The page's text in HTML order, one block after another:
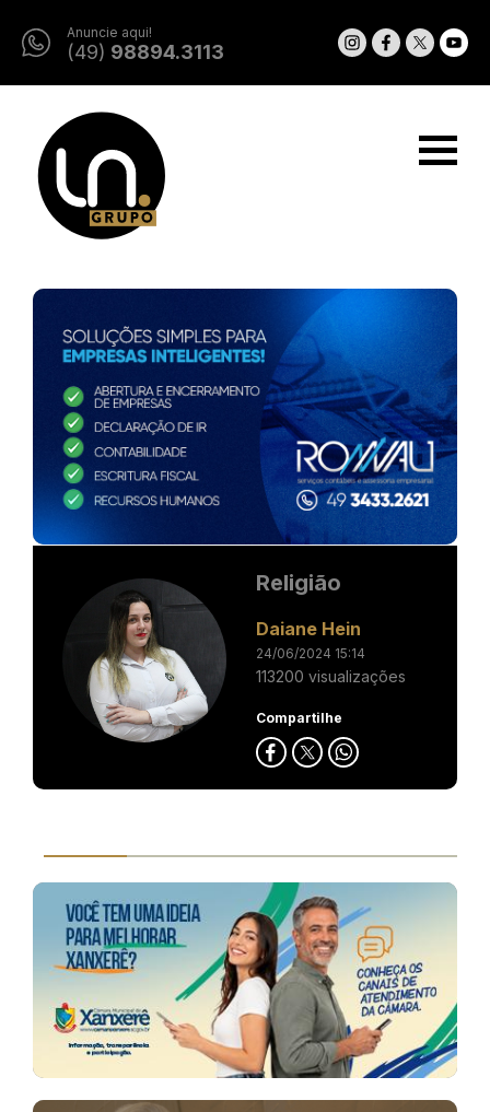
Anuncie aqui!
(49) 98894.3113
Religião
Daiane Hein
24/06/2024 15:14
113200 visualizações
Compartilhe